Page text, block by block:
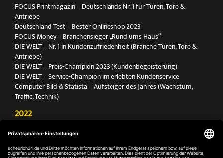
FOCUS Printmagazin – Deutschlands Nr. 1 für Türen, Tore &
Antriebe
Deutschland Test – Bester Onlineshop 2023
FOCUS Money – Branchensieger „Rund ums Haus“
DIE WELT – Nr. 1 in Kundenzufriedenheit (Branche Türen, Tore &
Antriebe)
DIE WELT – Preis-Champion 2023 (Kundenbegeisterung)
DIE WELT – Service-Champion im erlebten Kundenservice
Computer Bild & Statista – Aufsteiger des Jahres (Wachstum,
Traffic, Technik)
2022
Antriebe
Deutschland Test – Bester Onlineshop 2022